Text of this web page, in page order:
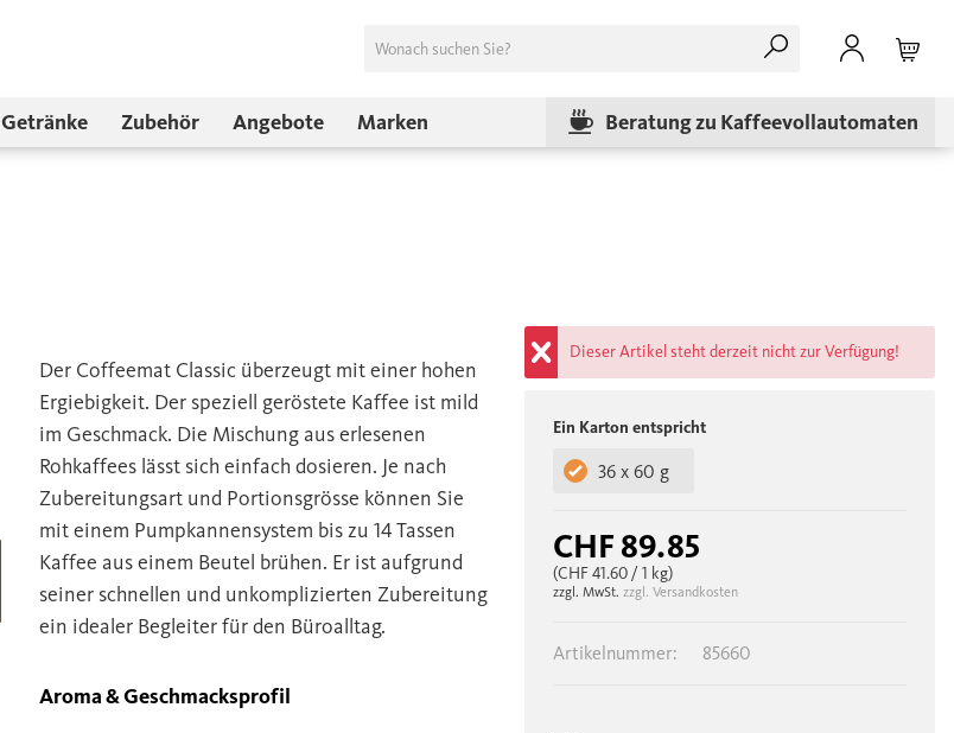
Getränke Zubehör Angebote Marken Beratung zu Kaffeevollautomaten
Der Coffeemat Classic überzeugt mit einer hohen
Ergiebigkeit. Der speziell geröstete Kaffee ist mild
im Geschmack. Die Mischung aus erlesenen
Rohkaffees lässt sich einfach dosieren. Je nach
Zubereitungsart und Portionsgrösse können Sie
mit einem Pumpkannensystem bis zu 14 Tassen
Kaffee aus einem Beutel brühen. Er ist aufgrund
seiner schnellen und unkomplizierten Zubereitung
ein idealer Begleiter für den Büroalltag.
Aroma & Geschmacksprofil
Dieser Artikel steht derzeit nicht zur Verfügung!
Ein Karton entspricht
36 x 60 g
CHF 89.85
(CHF 41.60/ 1 kg)
zzgl. MwSt. zzgl. Versandkosten
Artikelnummer: 85660